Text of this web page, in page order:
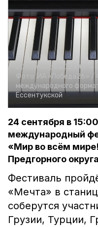
20 сентября 2023, 09:44
Фото: ИА «Победа26» /
международного
Ессентукской
24 сентября в
международный
«Мир во всём
Предгорного
Фестиваль
«Мечта» в
соберутся
Грузии, Турции,